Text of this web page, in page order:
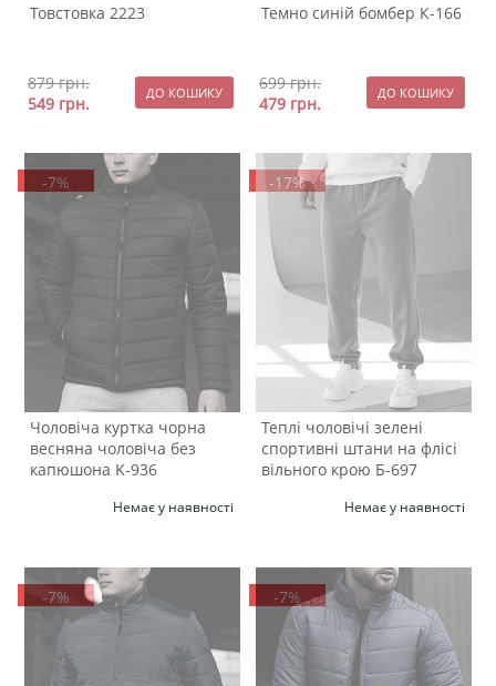
Товстовка 2223
879грн.
549 грн.
Темно синій бомбер К-166
699грн.
479 грн.
-7%
Чоловіча куртка чорна
весняна чоловіча без
капюшона K-936
Немає у наявності
-17%
Теплі чоловічі зелені
спортивні штани на флісі
вільного крою Б-697
Немає у наявності
-7% -7%